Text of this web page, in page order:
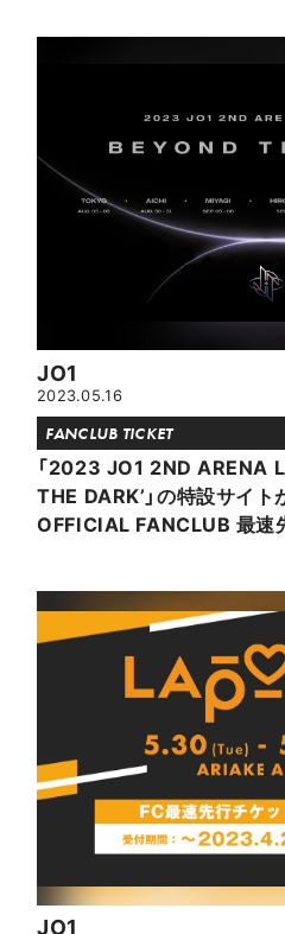
JO1
2023.05.16
FANCLUB TICKET
「2023 JO1 2ND ARENA
THE DARK’」の特設サイ
OFFICIAL FANCLUB 最速
JO1